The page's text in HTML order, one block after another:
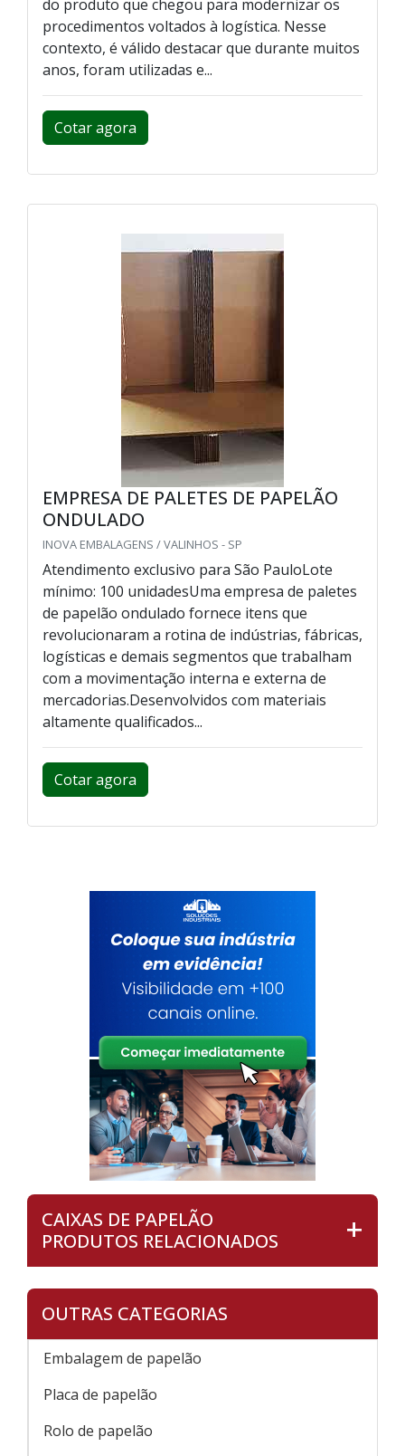
do produto que chegou para modernizar os
procedimentos voltados à logística. Nesse
contexto, é válido destacar que durante muitos
anos, foram utilizadas e...
Cotar agora
EMPRESA DE PALETES DE PAPELÃO
ONDULADO
INOVA EMBALAGENS / VALINHOS - SP
Atendimento exclusivo para São PauloLote
mínimo: 100 unidadesUma empresa de paletes
de papelão ondulado fornece itens que
revolucionaram a rotina de indústrias, fábricas,
logísticas e demais segmentos que trabalham
com a movimentação interna e externa de
mercadorias.Desenvolvidos com materiais
altamente qualificados...
Cotar agora
CAIXAS DE PAPELÃO
PRODUTOS RELACIONADOS
OUTRAS CATEGORIAS
Embalagem de papelão
Placa de papelão
Rolo de papelão